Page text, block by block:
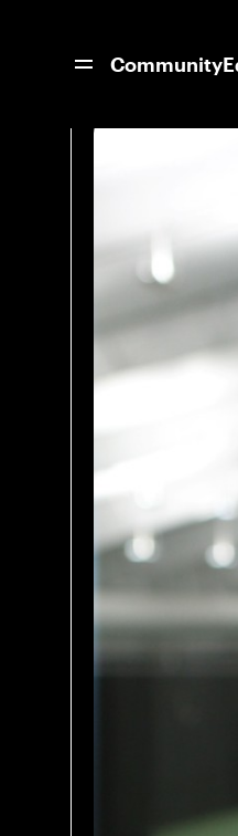
Community